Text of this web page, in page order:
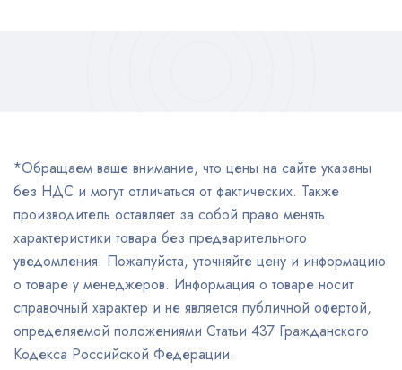
*Обращаем ваше внимание, что цены на сайте указаны
без НДС и могут отличаться от фактических. Также
производитель оставляет за собой право менять
характеристики товара без предварительного
уведомления. Пожалуйста, уточняйте цену и информацию
о товаре у менеджеров. Информация о товаре носит
справочный характер и не является публичной офертой,
определяемой положениями Статьи 437 Гражданского
Кодекса Российской Федерации.